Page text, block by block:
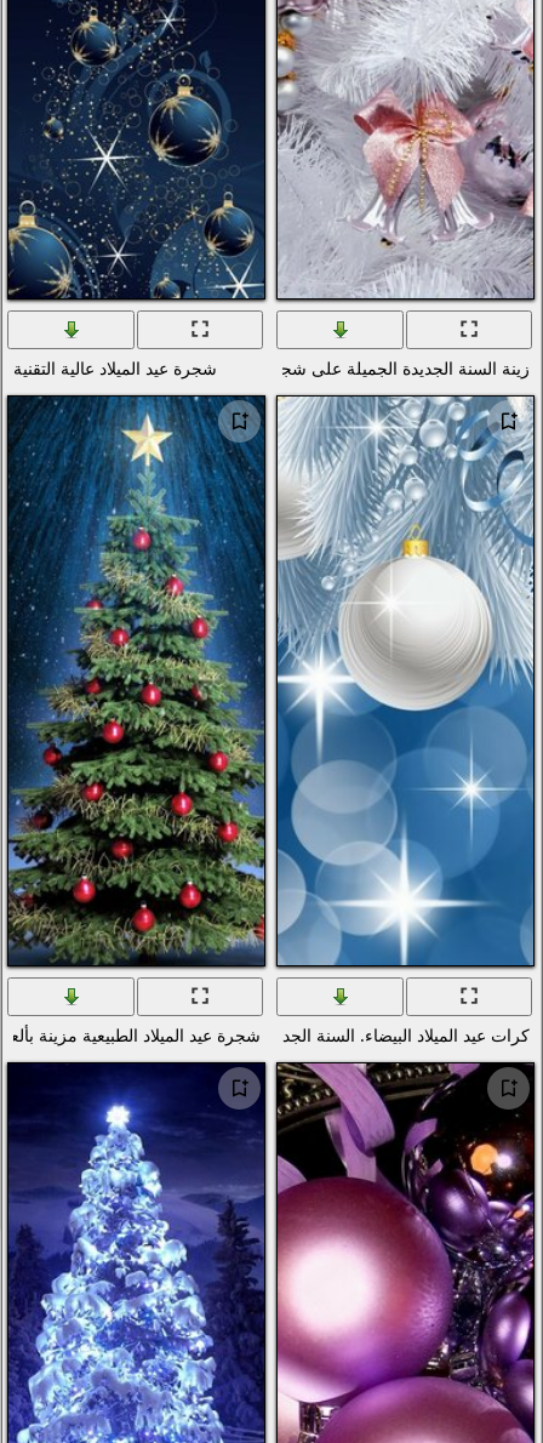
دول العالم
تصوير الماكرو
العطل
الفضاء
المدن والعمارة
ألعاب الفيديو
الأفلام
بساطتها
الرسوم
الأغذية والمشروبات
المنزل والداخلية
العلامات التجارية والشعارات
الفكاهة والهجاء
القوام
التكنولوجيا الرقمية والبرمجيات
الحب والرومانسية
الأسلحة والجيش
قوى الطبيعة (عنصر)
انمي
الطيور
دراجات نارية
سكان المحيطات والأنهار
الرياضة
الحشرات
الموسيقى
السفن النقل البحري
الطيران
الرجال
الأطفال
صور شخصية
أخرى
شجرة عيد الميلاد عالية التقنيةعيد الميلاد
شجرة عيد الميلاد الطبيعية مزينة بألعاب عيد الميلاد
الكرات والنجوم. التصميم الجرافيكي